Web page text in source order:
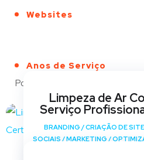
Websites
Anos de Serviço
Portfólio
Limpeza de Ar
Serviço
BRANDING /CRIAÇÃO DE
SOCIAIS /MARKETING /